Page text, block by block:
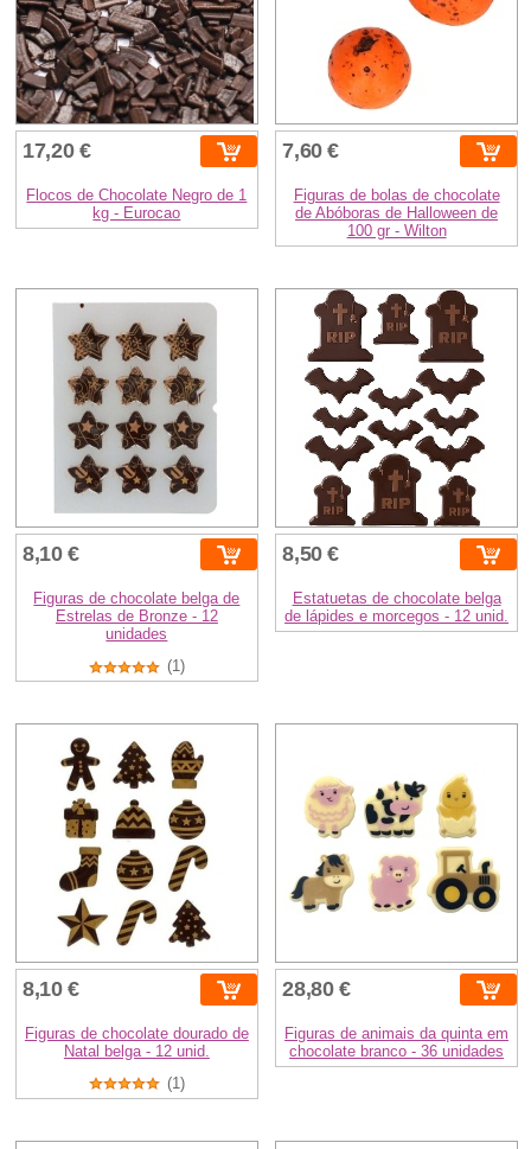
17,20 €
Flocos de Chocolate Negro de 1
kg - Eurocao
7,60 €
Figuras de bolas de chocolate
de Abóboras de Halloween de
100 gr - Wilton
8,10 €
Figuras de chocolate belga de
Estrelas de Bronze - 12
unidades
(1)
8,50 €
Estatuetas de chocolate belga
de lápides e morcegos - 12 unid.
8,10 €
Figuras de chocolate dourado de
Natal belga - 12 unid.
(1)
28,80 €
Figuras de animais da quinta em
chocolate branco - 36 unidades